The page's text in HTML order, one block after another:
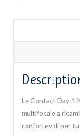
Le Contact Day-1
multifocale a
confortevoli per